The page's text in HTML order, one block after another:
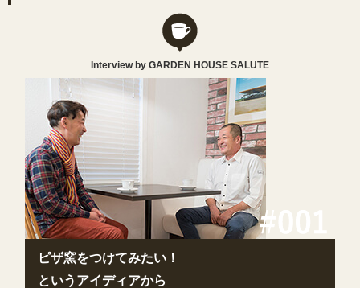
Interview by GARDEN HOUSE SALUTE
ピザ窯をつけてみたい！
というアイディアから